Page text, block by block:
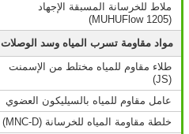
ملاط للخرسانة المسبقة الإجهاد
(MUHUFlow 1205)
مواد مقاومة تسرب المياه وسد الوصلات
طلاء مقاوم للمياه مختلط من الإسمنت
(JS)
عامل مقاوم للمياه بالسيليكون العضوي
خلطة مقاومة المياه للخرسانة (MNC-D)